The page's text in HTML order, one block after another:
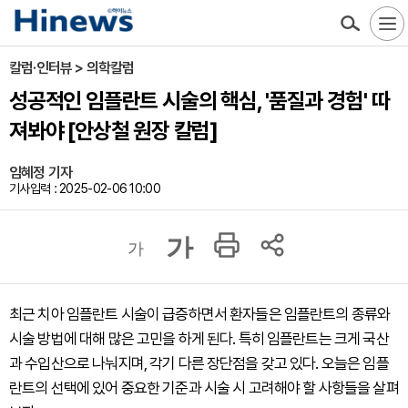
칼럼·인터뷰 > 의학칼럼
성공적인 임플란트 시술의 핵심, '품질과 경험' 따
져봐야 [안상철 원장 칼럼]
임혜정 기자
기사입력 : 2025-02-06 10:00
가 가
최근 치아 임플란트 시술이 급증하면서 환자들은 임플란트의 종류와
시술 방법에 대해 많은 고민을 하게 된다. 특히 임플란트는 크게 국산
과 수입산으로 나눠지며, 각기 다른 장단점을 갖고 있다. 오늘은 임플
란트의 선택에 있어 중요한 기준과 시술 시 고려해야 할 사항들을 살펴